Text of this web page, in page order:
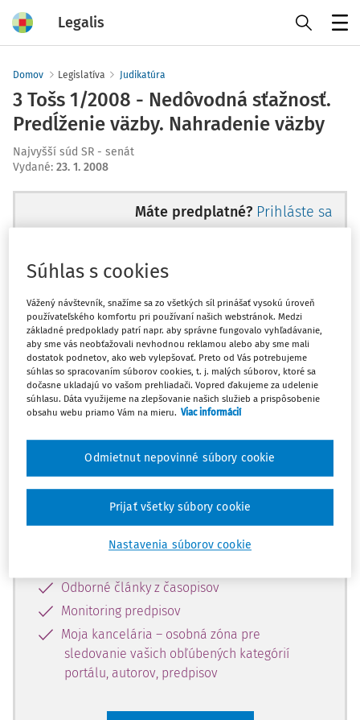
Legalis
Domov Legislatíva Judikatúra
3 Tošs 1/2008 - Nedôvodná sťažnosť.
Predĺženie väzby. Nahradenie väzby
Najvyšší súd SR - senát
Vydané: 23. 1. 2008
Máte predplatné? Prihláste sa
Ups, zatiaľ ste si prečítali len
začiatok...
Celý odborný obsah z tejto oblasti je
dostupný predplatiteľom portálu.
Odomknite si prístup k odbornému
obsahu a získajte prístup na 10 dní
zdarma, stačí sa len zaregistrovať.
Vďaka registrácii získate prístup aj k
vybranému obsahu:
Odborné články z časopisov
Monitoring predpisov
Moja kancelária – osobná zóna pre
sledovanie vašich obľúbených kategórií
portálu, autorov, predpisov
Súhlas s cookies
Vážený návštevník, snažíme sa zo všetkých síl prinášať vysokú úroveň
používateľského komfortu pri používaní našich webstránok. Medzi
základné predpoklady patrí napr. aby správne fungovalo vyhľadávanie,
aby sme vás neobťažovali nevhodnou reklamou alebo aby sme mali
dostatok podnetov, ako web vylepšovať. Preto od Vás potrebujeme
súhlas so spracovaním súborov cookies, t. j. malých súborov, ktoré sa
dočasne ukladajú vo vašom prehliadači. Vopred ďakujeme za udelenie
súhlasu. Dáta využijeme na zlepšovanie našich služieb a prispôsobenie
obsahu webu priamo Vám na mieru. Viac informácií
Nastavenia súborov cookie
Odmietnut nepovinné súbory cookie
Prijať všetky súbory cookie